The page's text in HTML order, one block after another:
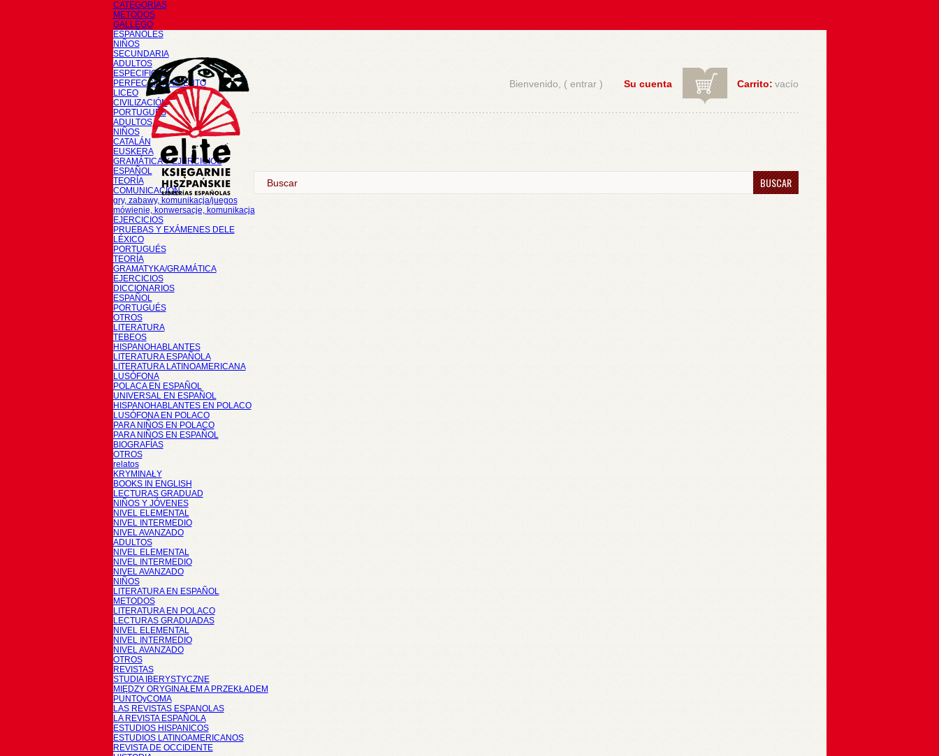
CATEGORÍAS
METODOS
GALLEGO
ESPAÑOLES
NIÑOS
SECUNDARIA
ADULTOS
ESPECIFICOS
PERFECCIONAMIENTO
LICEO
CIVILIZACIÓN
PORTUGUÉS
ADULTOS
NIÑOS
CATALÁN
EUSKERA
GRAMÁTICA Y EJERCICIOS
ESPAÑOL
TEORÍA
COMUNICACIÓN
gry, zabawy, komunikacja/juegos
mówienie, konwersacje, komunikacja
EJERCICIOS
PRUEBAS Y EXÁMENES DELE
LÉXICO
PORTUGUÉS
TEORÍA
GRAMATYKA/GRAMÁTICA
EJERCICIOS
DICCIONARIOS
ESPAÑOL
PORTUGUÉS
OTROS
LITERATURA
TEBEOS
HISPANOHABLANTES
LITERATURA ESPAÑOLA
LITERATURA LATINOAMERICANA
LUSÓFONA
POLACA EN ESPAÑOL
UNIVERSAL EN ESPAÑOL
HISPANOHABLANTES EN POLACO
LUSÓFONA EN POLACO
PARA NIÑOS EN POLACO
PARA NIÑOS EN ESPAÑOL
BIOGRAFÍAS
OTROS
relatos
KRYMINAŁY
BOOKS IN ENGLISH
LECTURAS GRADUAD
NIÑOS Y JÓVENES
NIVEL ELEMENTAL
NIVEL INTERMEDIO
NIVEL AVANZADO
ADULTOS
NIVEL ELEMENTAL
NIVEL INTERMEDIO
NIVEL AVANZADO
NIÑOS
LITERATURA EN ESPAÑOL
METODOS
LITERATURA EN POLACO
LECTURAS GRADUADAS
NIVEL ELEMENTAL
NIVEL INTERMEDIO
NIVEL AVANZADO
OTROS
REVISTAS
STUDIA IBERYSTYCZNE
MIĘDZY ORYGINAŁEM A PRZEKŁADEM
PUNTOyCOMA
LAS REVISTAS ESPANOLAS
LA REVISTA ESPAÑOLA
ESTUDIOS HISPANICOS
ESTUDIOS LATINOAMERICANOS
REVISTA DE OCCIDENTE
Carrito: vacío
Su cuenta
Bienvenido, ( entrar)
BUSCAR